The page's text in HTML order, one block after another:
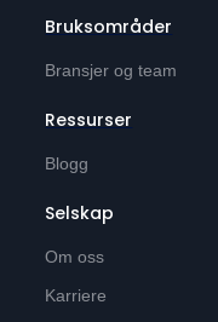
Bruksområder
Bransjer og team
Ressurser
Blogg
Selskap
Om oss
Karriere